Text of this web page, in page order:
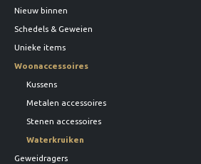
Nieuw binnen
Schedels & Geweien
Unieke items
Woonaccessoires
Kussens
Metalen accessoires
Stenen accessoires
Waterkruiken
Geweidragers